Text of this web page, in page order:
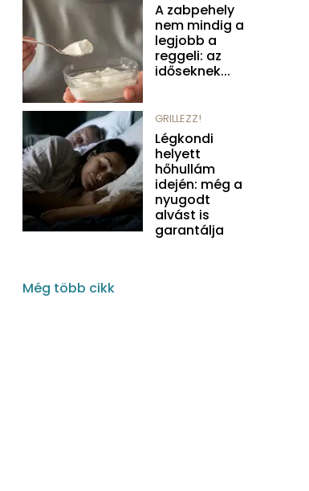
A zabpehely
nem mindig a
legjobb a
reggeli: az
időseknek...
GRILLEZZ!
Légkondi
helyett
hőhullám
idején: még a
nyugodt
alvást is
garantálja
Még több cikk